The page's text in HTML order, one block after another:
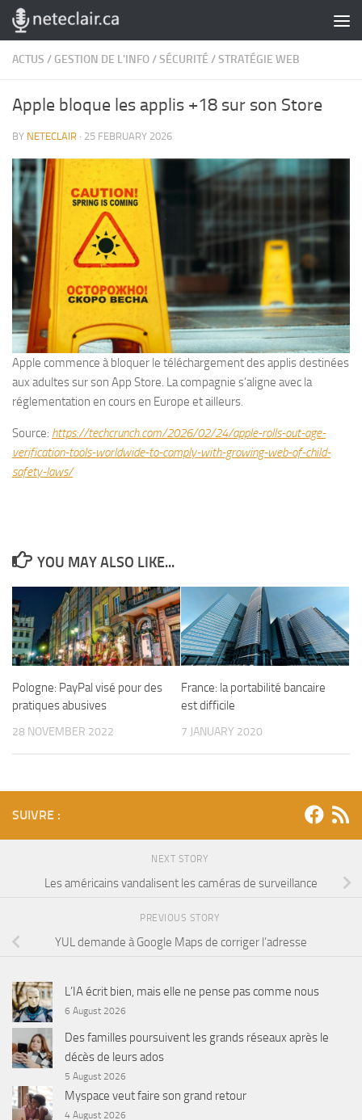
Skip to content
ACTUS / GESTION DE L'INFO/SÉCURITÉ /STRATÉGIE WEB
Apple bloque les applis +18 sur son Store
BY NETECLAIR · 25 FEBRUARY 2026
Apple commence à bloquer le téléchargement des applis destinées
aux adultes sur son App Store. La compagnie s’aligne avec la
réglementation en cours en Europe et ailleurs.
Source: https://techcrunch.com/2026/02/24/apple-rolls-out-age-
verification-tools-worldwide-to-comply-with-growing-web-of-child-
safety-laws/
YOU MAY ALSO LIKE...
Pologne: PayPal visé pour des
pratiques abusives
28 NOVEMBER 2022
France: la portabilité bancaire
est difficile
7 JANUARY 2020
SUIVRE :
NEXT STORY
Les américains vandalisent les caméras de surveillance
PREVIOUS STORY
YUL demande à Google Maps de corriger l’adresse
L’IA écrit bien, mais elle ne pense pas comme nous
6 August 2026
Des familles poursuivent les grands réseaux après le
décès de leurs ados
5 August 2026
Myspace veut faire son grand retour
4 August 2026